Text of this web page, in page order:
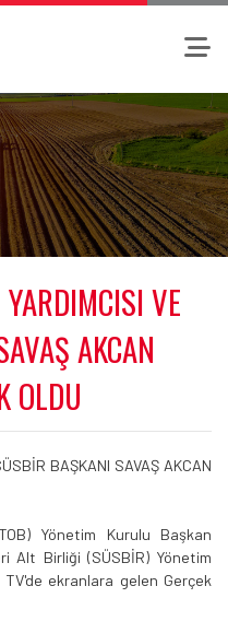
VE
AKCAN
OLDU
BAŞKANI SAVAŞ AKCAN
Yönetim Kurulu Başkan
Alt Birliği (SÜSBİR) Yönetim
ekranlara gelen Gerçek